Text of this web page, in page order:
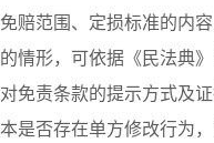
免赔范围、定损标准的内
的情形，可依据《民法典
对免责条款的提示方式及
本是否存在单方修改行为